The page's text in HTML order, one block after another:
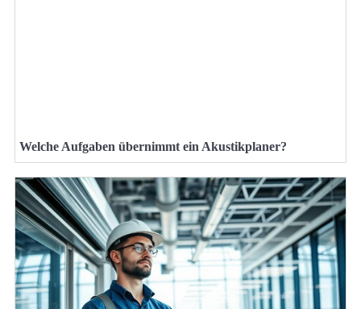
Welche Aufgaben übernimmt ein Akustikplaner?